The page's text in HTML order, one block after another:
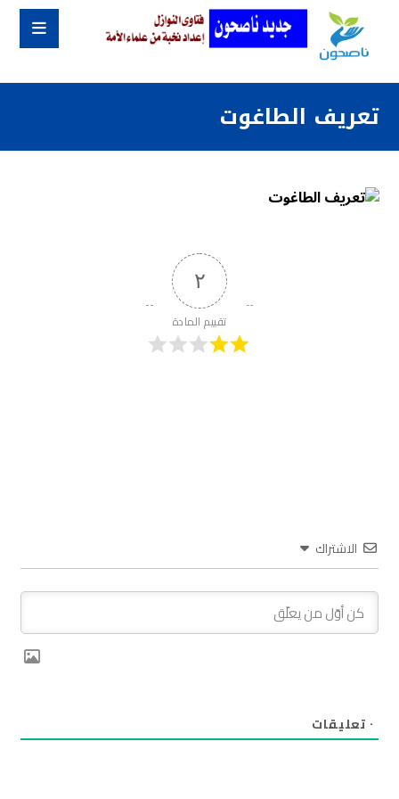
تعريف الطاغوت
٢
تقييم المادة
الاشتراك
٠ تعليقات